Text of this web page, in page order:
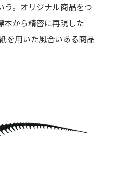
う。オリジナル商品をつ
本から精密に再現した
を用いた風合いある商品